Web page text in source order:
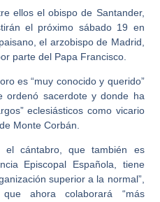
ellos el obispo de Santander,
el próximo sábado 19 en
el arzobispo de Madrid,
parte del Papa Francisco.
es “muy conocido y querido”
ordenó sacerdote y donde ha
eclesiásticos como vicario
Monte Corbán.
el cántabro, que también es
Episcopal Española, tiene
superior a la normal”,
ahora colaborará “más